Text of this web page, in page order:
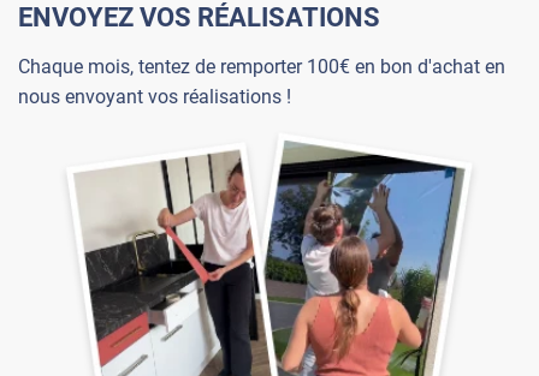
ENVOYEZ VOS RÉALISATIONS
Chaque mois, tentez de remporter 100€ en bon d'achat en
nous envoyant vos réalisations !